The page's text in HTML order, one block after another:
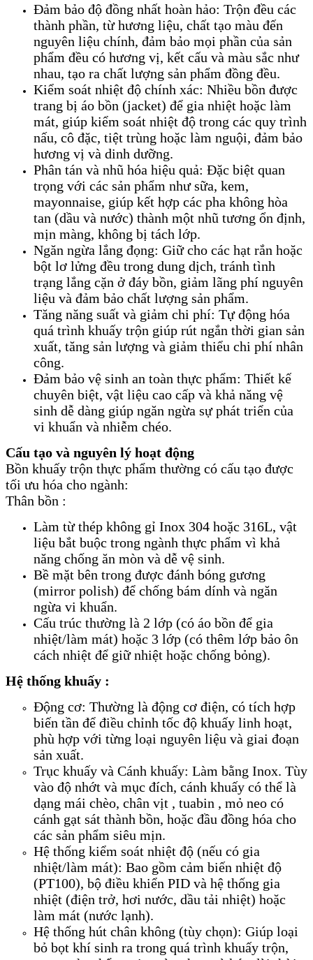
Đảm bảo độ đồng nhất hoàn hảo: Trộn đều các
thành phần, từ hương liệu, chất tạo màu đến
nguyên liệu chính, đảm bảo mọi phần của sản
phẩm đều có hương vị, kết cấu và màu sắc như
nhau, tạo ra chất lượng sản phẩm đồng đều.
Kiểm soát nhiệt độ chính xác: Nhiều bồn được
trang bị áo bồn (jacket) để gia nhiệt hoặc làm
mát, giúp kiểm soát nhiệt độ trong các quy trình
nấu, cô đặc, tiệt trùng hoặc làm nguội, đảm bảo
hương vị và dinh dưỡng.
Phân tán và nhũ hóa hiệu quả: Đặc biệt quan
trọng với các sản phẩm như sữa, kem,
mayonnaise, giúp kết hợp các pha không hòa
tan (dầu và nước) thành một nhũ tương ổn định,
mịn màng, không bị tách lớp.
Ngăn ngừa lắng đọng: Giữ cho các hạt rắn hoặc
bột lơ lửng đều trong dung dịch, tránh tình
trạng lắng cặn ở đáy bồn, giảm lãng phí nguyên
liệu và đảm bảo chất lượng sản phẩm.
Tăng năng suất và giảm chi phí: Tự động hóa
quá trình khuấy trộn giúp rút ngắn thời gian sản
xuất, tăng sản lượng và giảm thiểu chi phí nhân
công.
Đảm bảo vệ sinh an toàn thực phẩm: Thiết kế
chuyên biệt, vật liệu cao cấp và khả năng vệ
sinh dễ dàng giúp ngăn ngừa sự phát triển của
vi khuẩn và nhiễm chéo.
Cấu tạo và nguyên lý hoạt động
Bồn khuấy trộn thực phẩm thường có cấu tạo được
tối ưu hóa cho ngành:
Thân bồn :
Làm từ thép không gỉ Inox 304 hoặc 316L, vật
liệu bắt buộc trong ngành thực phẩm vì khả
năng chống ăn mòn và dễ vệ sinh.
Bề mặt bên trong được đánh bóng gương
(mirror polish) để chống bám dính và ngăn
ngừa vi khuẩn.
Cấu trúc thường là 2 lớp (có áo bồn để gia
nhiệt/làm mát) hoặc 3 lớp (có thêm lớp bảo ôn
cách nhiệt để giữ nhiệt hoặc chống bỏng).
Hệ thống khuấy :
Động cơ: Thường là động cơ điện, có tích hợp
biến tần để điều chỉnh tốc độ khuấy linh hoạt,
phù hợp với từng loại nguyên liệu và giai đoạn
sản xuất.
Trục khuấy và Cánh khuấy: Làm bằng Inox. Tùy
vào độ nhớt và mục đích, cánh khuấy có thể là
dạng mái chèo, chân vịt , tuabin , mỏ neo có
cánh gạt sát thành bồn, hoặc đầu đồng hóa cho
các sản phẩm siêu mịn.
Hệ thống kiểm soát nhiệt độ (nếu có gia
nhiệt/làm mát): Bao gồm cảm biến nhiệt độ
(PT100), bộ điều khiển PID và hệ thống gia
nhiệt (điện trở, hơi nước, dầu tải nhiệt) hoặc
làm mát (nước lạnh).
Hệ thống hút chân không (tùy chọn): Giúp loại
bỏ bọt khí sinh ra trong quá trình khuấy trộn,